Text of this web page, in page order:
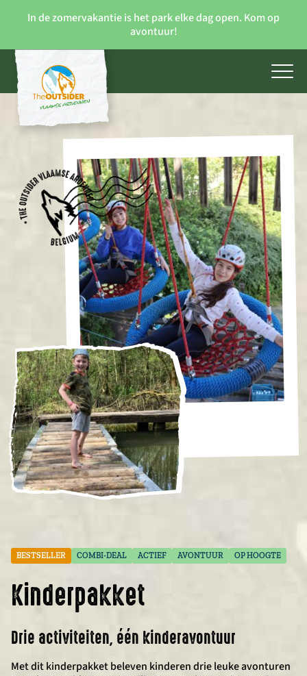
In de zomervakantie is het park elke dag open. Kom op
avontuur!
BESTSELLER COMBI-DEAL ACTIEF AVONTUUR OP HOOGTE
Kinderpakket
Drie activiteiten, één kinderavontuur
Met dit kinderpakket beleven kinderen drie leuke avonturen